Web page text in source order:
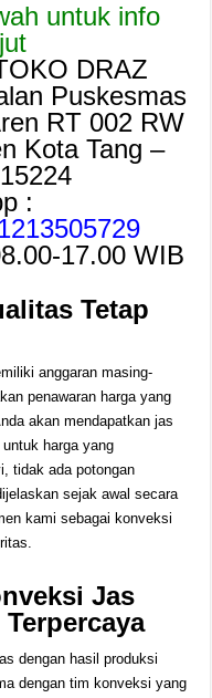
untuk info
DRAZ
Puskesmas
RT 002 RW
Kota Tang –
:
17.00 WIB
Tetap
anggaran masing-
penawaran harga yang
akan mendapatkan jas
harga yang
tidak ada potongan
sejak awal secara
kami sebagai konveksi
Jas
dengan hasil produksi
dengan tim konveksi yang